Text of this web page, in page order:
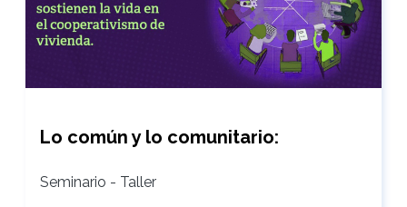
Lo común y lo comunitario:
Seminario - Taller